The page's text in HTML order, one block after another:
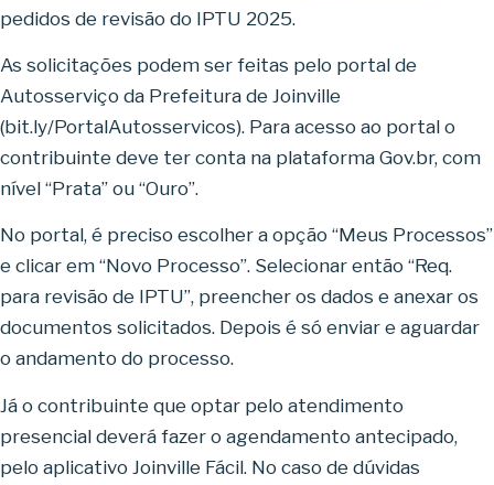
pedidos de revisão do IPTU 2025.
As solicitações podem ser feitas pelo portal de
Autosserviço da Prefeitura de Joinville
(bit.ly/PortalAutosservicos). Para acesso ao portal o
contribuinte deve ter conta na plataforma Gov.br, com
nível “Prata” ou “Ouro”.
No portal, é preciso escolher a opção “Meus Processos”
e clicar em “Novo Processo”. Selecionar então “Req.
para revisão de IPTU”, preencher os dados e anexar os
documentos solicitados. Depois é só enviar e aguardar
o andamento do processo.
Já o contribuinte que optar pelo atendimento
presencial deverá fazer o agendamento antecipado,
pelo aplicativo Joinville Fácil. No caso de dúvidas